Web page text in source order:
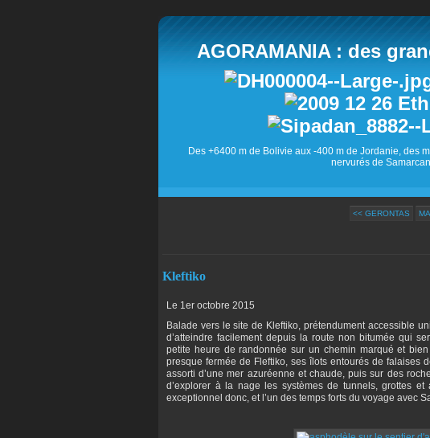
AGORAMANIA : des
Des +6400 m de Bolivie aux -400 m de Jordanie, des
nervurés de
<< GERONTAS
Kleftiko
Le 1er octobre 2015
Balade vers le site de Kleftiko, prétendument accessible
d’atteindre facilement depuis la route non bitumée qui
petite heure de randonnée sur un chemin marqué et
presque fermée de Fleftiko, ses îlots entourés de falaises
assorti d’une mer azuréenne et chaude, puis sur des
d’explorer à la nage les systèmes de tunnels, grottes
exceptionnel donc, et l’un des temps forts du voyage avec